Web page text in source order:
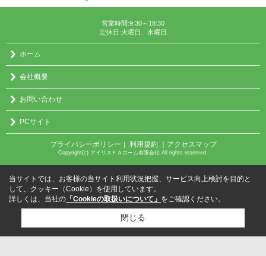
営業時間:9:30～18:30
定休日:火曜日、水曜日
ホーム
会社概要
お問い合わせ
PCサイト
プライバシーポリシー ｜ 利用規約 ｜アクセスマップ
Copyright(c) アイリスＦＡホーム有限会社 All rights reserved.
当サイトでは、お客様の当サイト利用状況把握、サービス向上検討を目的と
して、クッキー（Cookie）を使用しています。
詳しくは、当社の 「Cookieの取扱いについて」 をご確認ください。
閉じる